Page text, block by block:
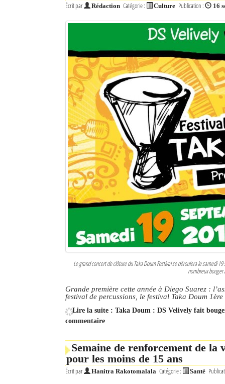
Identifiant oublié ?
Mot de passe oublié ?
Écrit par Rédaction Catégorie : Culture Publication : 16
Le grand concert de clôture du Taka Doum Festival se déroulera le samedi
nombreux bouger
Grande première cette année à Diego Suarez :
festival de percussions, le festival Taka Doum
Lire la suite : Taka Doum : DS Velively fait
commentaire
Semaine de renforcement de
pour les moins de 15 ans
Écrit par Hanitra Rakotomalala Catégorie : Santé